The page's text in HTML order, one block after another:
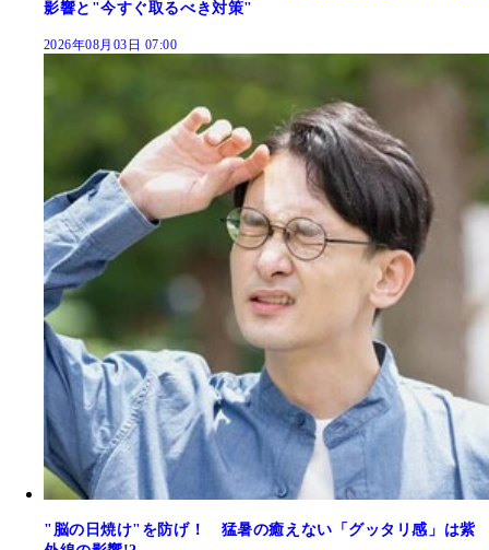
影響と"今すぐ取るべき対策"
2026年08月03日 07:00
"脳の日焼け"を防げ！ 猛暑の癒えない「グッタリ感」は紫